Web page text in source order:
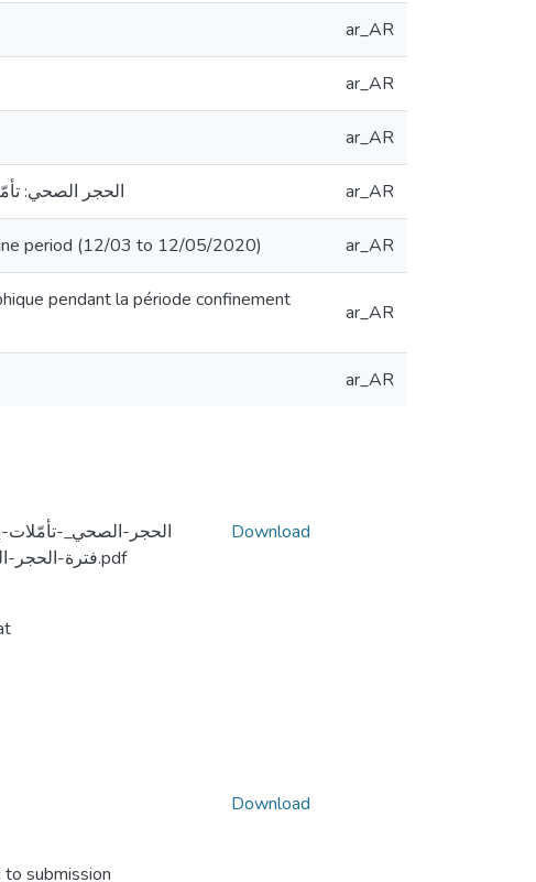
ar_AR
ar_AR
ar_AR
الحجر الصحي: تأمّلات ar_AR
period (12/03 to 12/05/2020) ar_AR
pendant la période confinement
ar_AR
ar_AR
الحجر-الصحي_-تأمّلات-
فترة-الحجر-الصّحي-(12-03-إلى-12-05-2020).pdf
Download
submission
Download